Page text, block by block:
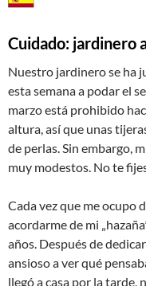
Cuidado: jardinero
Nuestro jardinero se ha
esta semana a podar el
marzo está prohibido
altura, así que unas
de perlas. Sin embargo,
muy modestos. No te
Cada vez que me ocupo
acordarme de mi
años. Después de
ansioso a ver qué
llegó a casa por la tarde,